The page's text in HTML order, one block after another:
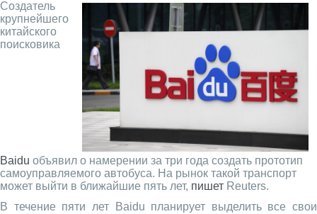
Создатель
крупнейшего
китайского
поисковика
Baidu объявил о намерении за три года создать прототип
самоуправляемого автобуса. На рынок такой транспорт
может выйти в ближайшие пять лет, пишет Reuters.
В течение пяти лет Baidu планирует выделить все свои